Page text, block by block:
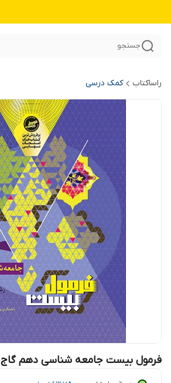
جستجو
راساکتاب کمک درسی
فرمول بیست جامعه شناسی دهم گاج